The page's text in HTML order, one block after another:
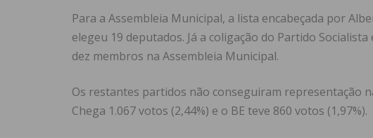
Para a Assembleia Municipal, a lista encabeçada por
elegeu 19 deputados. Já a coligação do Partido
dez membros na Assembleia Municipal.
Os restantes partidos não conseguiram representação
Chega 1.067 votos (2,44%) e o BE teve 860 votos (1,97%).